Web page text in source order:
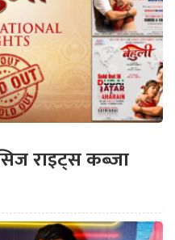
राइट्स कब्जा